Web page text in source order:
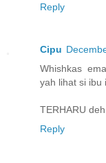
Reply
Cipu
Whishkas
yah lihat si ibu
TERHARU
Reply